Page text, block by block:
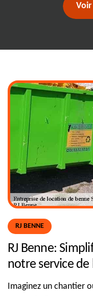
RJ BENNE
RJ Benne:
notre service de
Imaginez un chantier